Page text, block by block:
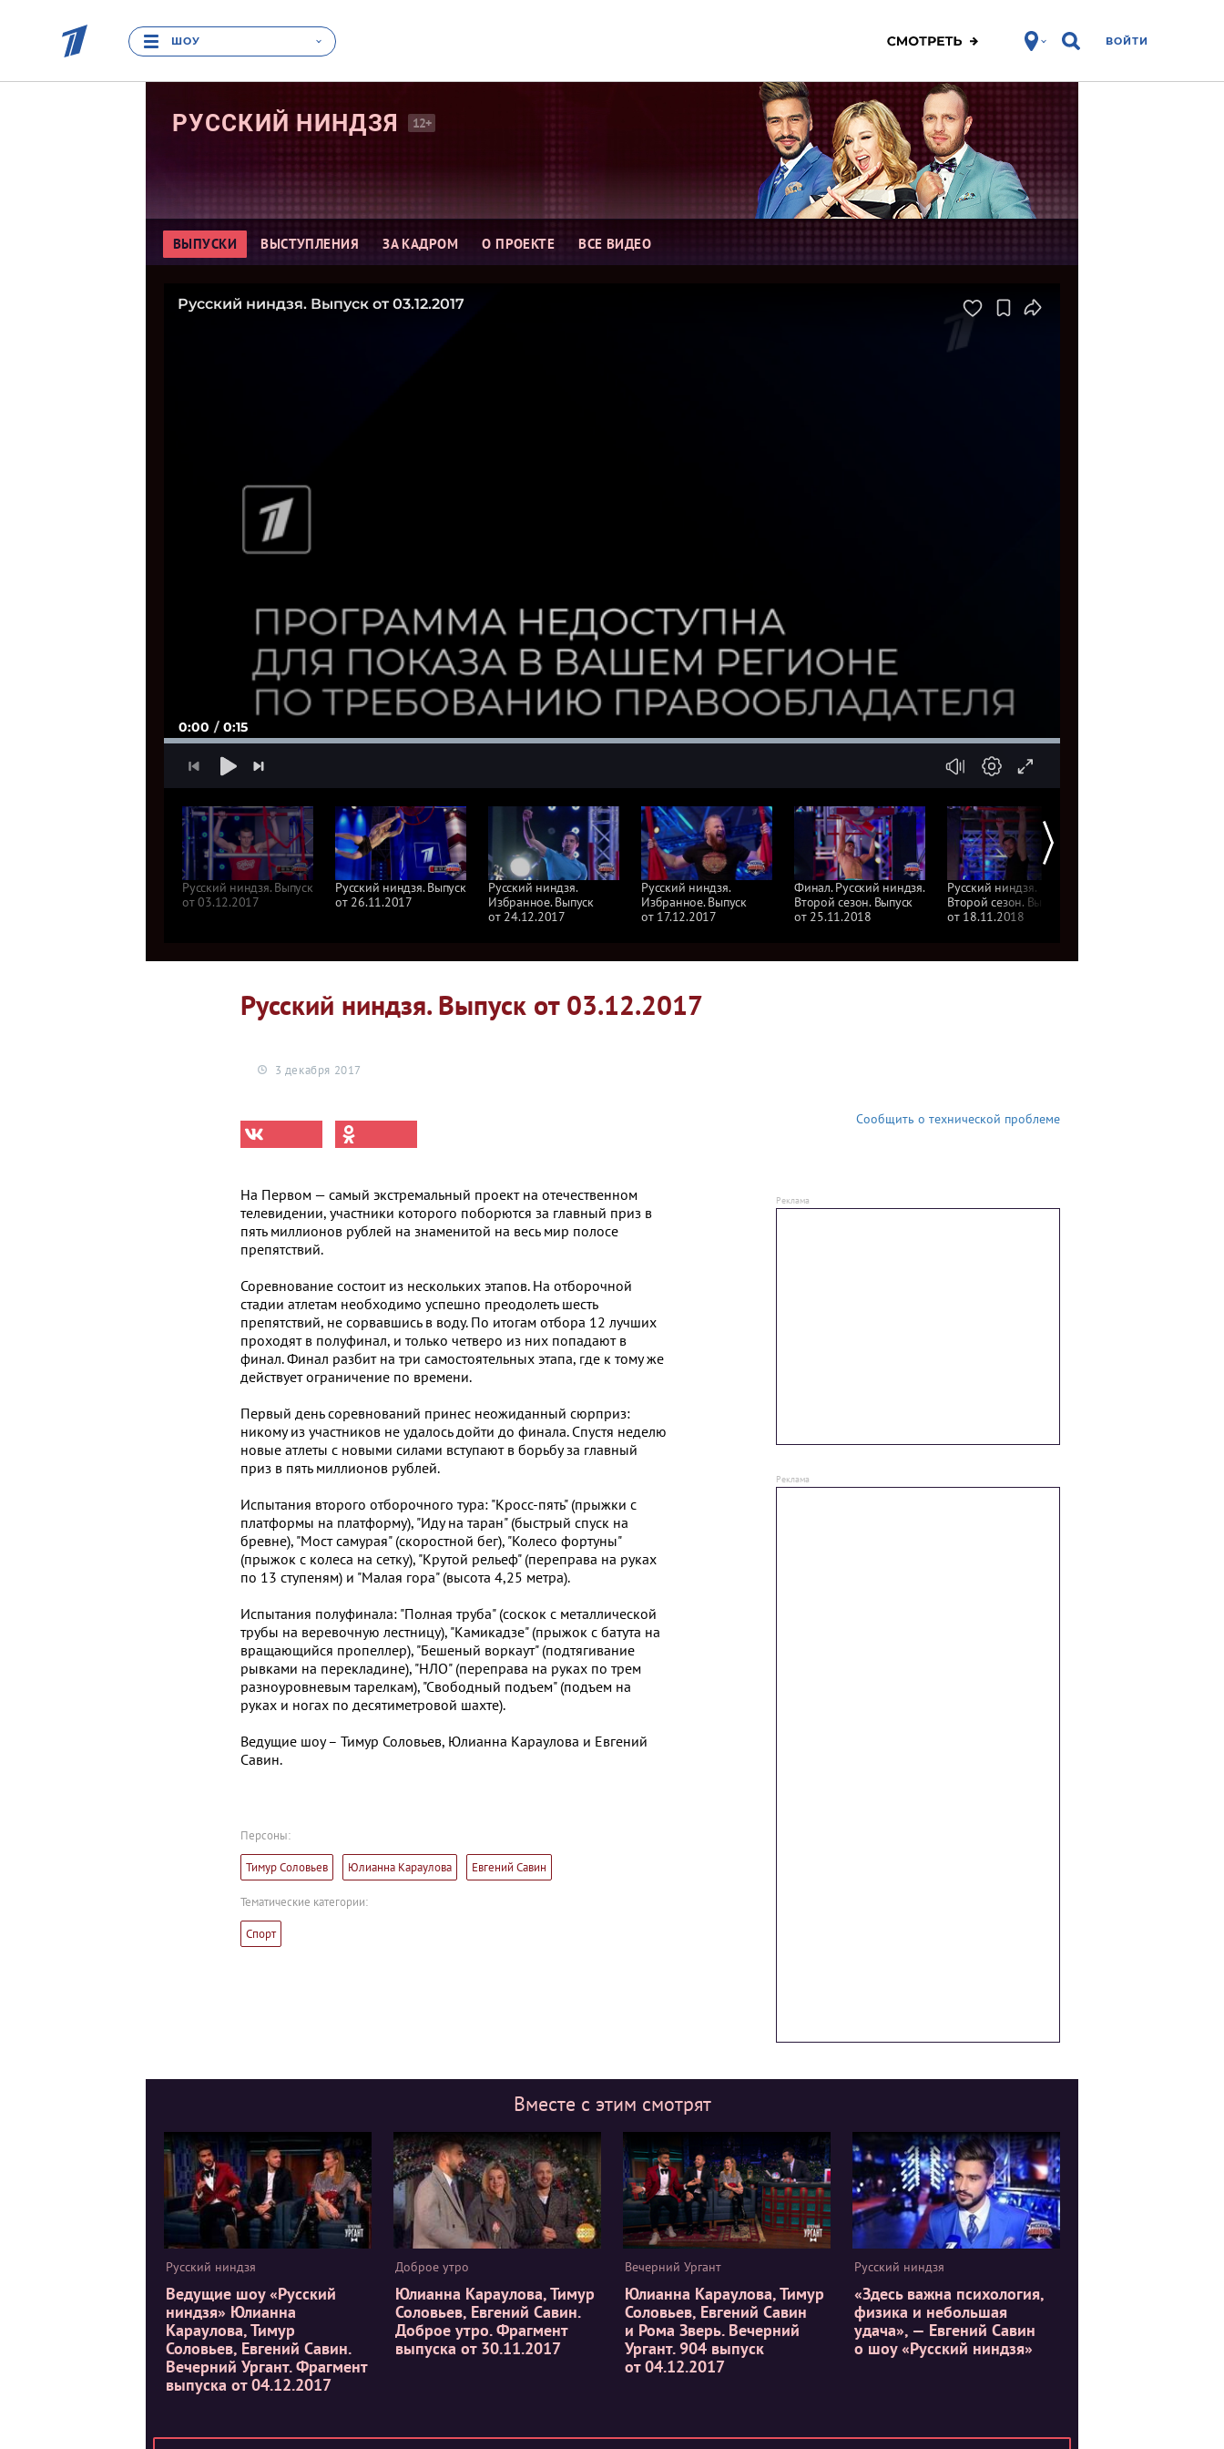
ШОУ ВОЙТИ
РУССКИЙ НИНДЗЯ 12+
ВЫПУСКИ ВЫСТУПЛЕНИЯ ЗА КАДРОМ О ПРОЕКТЕ ВСЕ ВИДЕО
Русский ниндзя. Выпуск от 03.12.2017
0:00 0:15
Русский ниндзя. Выпуск
от 03.12.2017
Русский ниндзя. Выпуск
от 26.11.2017
Русский ниндзя.
Избранное. Выпуск
от 24.12.2017
Русский ниндзя.
Избранное. Выпуск
от 17.12.2017
Финал. Русский ниндзя.
Второй сезон. Выпуск
от 25.11.2018
Русский ниндзя.
Второй сезон. Выпуск
от 18.11.2018
Русский ниндзя. Выпуск от 03.12.2017
3 декабря 2017
Сообщить о технической проблеме
На Первом — самый экстремальный проект на отечественном
телевидении, участники которого поборются за главный приз в
пять миллионов рублей на знаменитой на весь мир полосе
препятствий.
Соревнование состоит из нескольких этапов. На отборочной
стадии атлетам необходимо успешно преодолеть шесть
препятствий, не сорвавшись в воду. По итогам отбора 12 лучших
проходят в полуфинал, и только четверо из них попадают в
финал. Финал разбит на три самостоятельных этапа, где к тому же
действует ограничение по времени.
Первый день соревнований принес неожиданный сюрприз:
никому из участников не удалось дойти до финала. Спустя неделю
новые атлеты с новыми силами вступают в борьбу за главный
приз в пять миллионов рублей.
Испытания второго отборочного тура: "Кросс-пять" (прыжки с
платформы на платформу), "Иду на таран" (быстрый спуск на
бревне), "Мост самурая" (скоростной бег), "Колесо фортуны"
(прыжок с колеса на сетку), "Крутой рельеф" (переправа на руках
по 13 ступеням) и "Малая гора" (высота 4,25 метра).
Испытания полуфинала: "Полная труба" (соскок с металлической
трубы на веревочную лестницу), "Камикадзе" (прыжок с батута на
вращающийся пропеллер), "Бешеный воркаут" (подтягивание
рывками на перекладине), "НЛО" (переправа на руках по трем
разноуровневым тарелкам), "Свободный подъем" (подъем на
руках и ногах по десятиметровой шахте).
Ведущие шоу – Тимур Соловьев, Юлианна Караулова и Евгений
Савин.
Персоны:
Тимур Соловьев Юлианна Караулова Евгений Савин
Тематические категории:
Спорт
Вместе с этим смотрят
Русский ниндзя
Ведущие шоу «Русский
ниндзя» Юлианна
Караулова, Тимур
Соловьев, Евгений Савин.
Вечерний Ургант. Фрагмент
выпуска от 04.12.2017
Доброе утро
Юлианна Караулова, Тимур
Соловьев, Евгений Савин.
Доброе утро. Фрагмент
выпуска от 30.11.2017
Вечерний Ургант
Юлианна Караулова, Тимур
Соловьев, Евгений Савин
и Рома Зверь. Вечерний
Ургант. 904 выпуск
от 04.12.2017
Русский ниндзя
«Здесь важна психология,
физика и небольшая
удача», — Евгений Савин
о шоу «Русский ниндзя»